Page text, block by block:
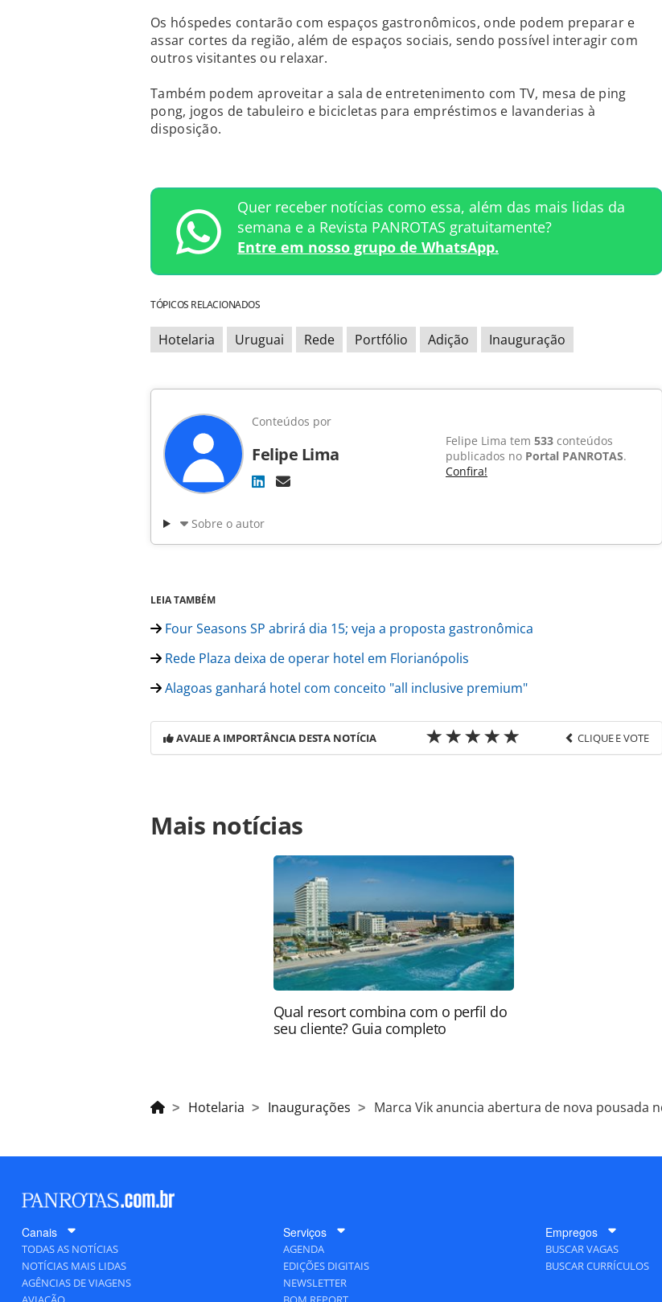
Os hóspedes contarão com espaços gastronômicos, onde podem preparar e
assar cortes da região, além de espaços sociais, sendo possível interagir com
outros visitantes ou relaxar.
Também podem aproveitar a sala de entretenimento com TV, mesa de ping
pong, jogos de tabuleiro e bicicletas para empréstimos e lavanderias à
disposição.
Quer receber notícias como essa, além das mais lidas da
semana e a Revista PANROTAS gratuitamente?
Entre em nosso grupo de WhatsApp.
TÓPICOS RELACIONADOS
Hotelaria Uruguai Rede Portfólio Adição Inauguração
Conteúdos por
Felipe Lima
Felipe Lima tem 533 conteúdos
publicados no Portal PANROTAS.
Confira!
Sobre o autor
LEIA TAMBÉM
Four Seasons SP abrirá dia 15; veja a proposta gastronômica
Rede Plaza deixa de operar hotel em Florianópolis
Alagoas ganhará hotel com conceito "all inclusive premium"
AVALIE A IMPORTÂNCIA DESTA NOTÍCIA CLIQUE E VOTE
https://www.panrotas.com.br/hotelaria/inauguracoes/2018/10/vik-retreats-expande-
portfolio-e-abre-novo-hotel-no-uruguai_159425.html ou as ferramentas oferecidas na
página. Todo o conteúdo produzido pela PANROTAS Editora é protegido pela legislação
brasileira sobre direito autoral. Não reproduza o conteúdo sem autorização da
PANROTAS Editora (copyright@panrotas.com.br).
Mais notícias
Qual resort combina com o perfil do
seu cliente? Guia completo
Hotelaria Inaugurações Marca Vik anuncia abertura de nova pousada
Canais
TODAS AS NOTÍCIAS
NOTÍCIAS MAIS LIDAS
AGÊNCIAS DE VIAGENS
Serviços
AGENDA
EDIÇÕES DIGITAIS
NEWSLETTER
Empregos
BUSCAR VAGAS
BUSCAR CURRÍCULOS